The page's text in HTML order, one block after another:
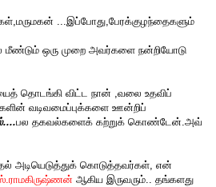
...இப்போது,பேரக்குழந்தைகளும்
மீண்டும் ஒரு முறை அவர்களை நன்றியோடு
தொடங்கி விட்ட நான் ,வலை உதவிப்
வடிவமைப்புக்களை ஊன்றிப்
பல தகவல்களைக் கற்றுக் கொண்டேன்.அவ்
அடியெடுத்துக் கொடுத்தவர்கள், என்
ஆகிய இருவரும்.. தங்களது